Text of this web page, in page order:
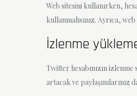
Web sitesini kullanırken,
kullanmalısınız. Ayrıca,
İzlenme
Twitter hesabınızın izlenme
artacak ve paylaşımlarınız